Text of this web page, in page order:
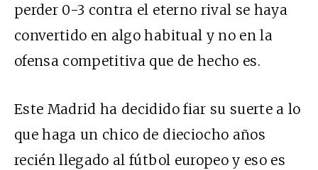
perder 0-3 contra el eterno rival se haya
convertido en algo habitual y no en la
ofensa competitiva que de hecho es.
Este Madrid ha decidido fiar su suerte a lo
que haga un chico de dieciocho años
recién llegado al fútbol europeo y eso es